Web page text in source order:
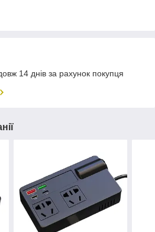
14 днів за рахунок покупця